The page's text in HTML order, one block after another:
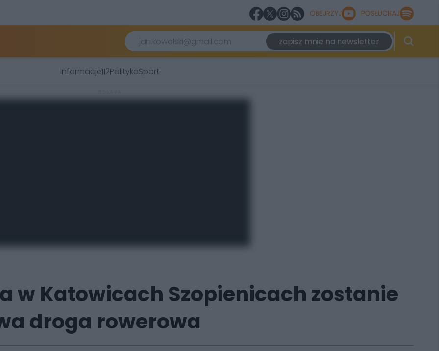
OBEJRZYJ POSŁUCHAJ
zapisz mnie na newsletter
Informacje112PolitykaSport
w Katowicach Szopienicach zostanie
droga rowerowa